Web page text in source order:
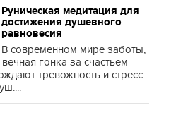
Руническая медитация для
достижения душевного
равновесия
В современном мире заботы,
гонка за счастьем
тревожность и стресс